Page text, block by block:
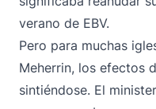
verano de EBV.
Pero para muchas
Meherrin, los efectos
sintiéndose. El